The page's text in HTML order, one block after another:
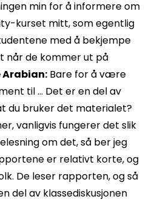
min for å informere om
kurset mitt, som egentlig
med å bekjempe
når de kommer ut på
Arabian: Bare for å være
til … Det er en del av
du bruker det materialet?
vanligvis fungerer det slik
om det, så ber jeg
er relativt korte, og
De leser rapporten, og så
del av klassediskusjonen